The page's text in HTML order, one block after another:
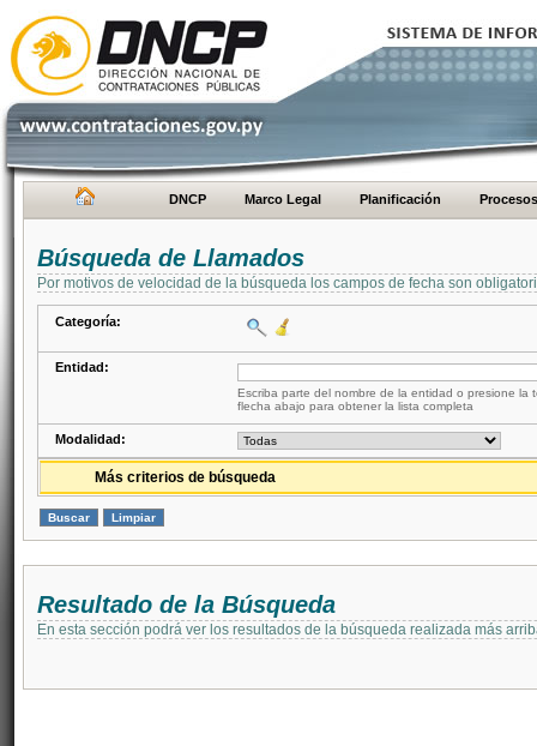
DNCP Marco Legal Planificación Procesos
Búsqueda de Llamados
Por motivos de velocidad de la búsqueda los campos de fecha son
Categoría:
Entidad:
Escriba parte del nombre de la entidad o presione la
flecha abajo para obtener la lista completa
Modalidad:
Más criterios de búsqueda
Resultado de la Búsqueda
En esta sección podrá ver los resultados de la búsqueda realizada más